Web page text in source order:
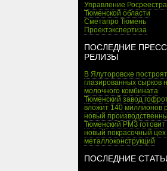
Управление
Тюменской области
Сметапро Тюмень
Проектэкспертиза
ПОСЛЕДНИЕ
РЕЛИЗЫ
В Ялуторовске
глазированных сырков
молочного комбината
Тюменский завод
вложит 140 миллионов
новый
Тюменский РМЗ готовит
новый покрасочный цех
металлоконструкций
ПОСЛЕДНИЕ